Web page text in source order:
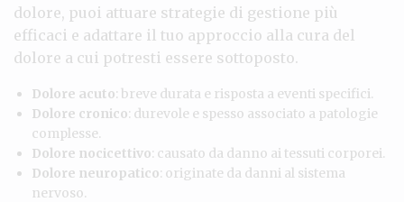
dolore, puoi attuare strategie di gestione più
efficaci e adattare il tuo approccio alla cura del
dolore a cui potresti essere sottoposto.
Dolore acuto: breve durata e risposta a eventi specifici.
Dolore cronico: durevole e spesso associato a patologie
complesse.
Dolore nocicettivo: causato da danno ai tessuti corporei.
Dolore neuropatico: originate da danni al sistema
nervoso.